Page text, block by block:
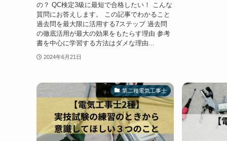
の？ QC検定3級に最短で合格したい！ こんな
質問にお答えします。 この記事でわかること
過去問を最大限に活用する7ステップ 過去問
の徹底活用が最大の効果をもたらす理由 参考
書を中心に学習する方法はダメな理由...
2024年6月21日
第二種電気工事士